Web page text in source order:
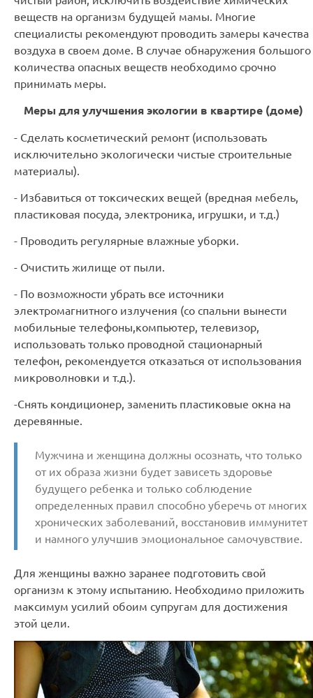
веществ на организм будущей мамы. Многие
специалисты рекомендуют проводить замеры качества
воздуха в своем доме. В случае обнаружения большого
количества опасных веществ необходимо срочно
принимать меры.
Меры для улучшения экологии в квартире (доме)
- Сделать косметический ремонт (использовать
исключительно экологически чистые строительные
материалы).
- Избавиться от токсических вещей (вредная мебель,
пластиковая посуда, электроника, игрушки, и т.д.)
- Проводить регулярные влажные уборки.
- Очистить жилище от пыли.
- По возможности убрать все источники
электромагнитного излучения (со спальни вынести
мобильные телефоны,компьютер, телевизор,
использовать только проводной стационарный
телефон, рекомендуется отказаться от использования
микроволновки и т.д.).
-Снять кондиционер, заменить пластиковые окна на
деревянные.
Мужчина и женщина должны осознать, что только
от их образа жизни будет зависеть здоровье
будущего ребенка и только соблюдение
определенных правил способно уберечь от многих
хронических заболеваний, восстановив иммунитет
и намного улучшив эмоциональное самочувствие.
Для женщины важно заранее подготовить свой
организм к этому испытанию. Необходимо приложить
максимум усилий обоим супругам для достижения
этой цели.